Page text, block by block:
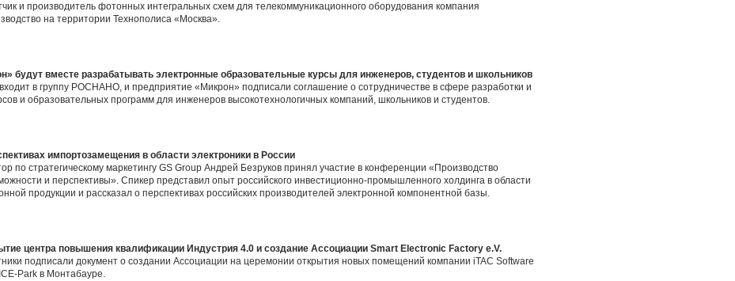
и производитель фотонных интегральных схем для телекоммуникационного оборудования компания
на территории Технополиса «Москва».
будут вместе разрабатывать электронные образовательные курсы для инженеров, студентов и школьников
в группу РОСНАНО, и предприятие «Микрон» подписали соглашение о сотрудничестве в сфере разработки и
и образовательных программ для инженеров высокотехнологичных компаний, школьников и студентов.
импортозамещения в области электроники в России
по стратегическому маркетингу GS Group Андрей Безруков принял участие в конференции «Производство
и перспективы». Спикер представил опыт российского инвестиционно-промышленного холдинга в области
продукции и рассказал о перспективах российских производителей электронной компонентной базы.
центра повышения квалификации Индустрия 4.0 и создание Ассоциации Smart Electronic Factory e.V.
подписали документ о создании Ассоциации на церемонии открытия новых помещений компании iTAC Software
Park в Монтабауре.